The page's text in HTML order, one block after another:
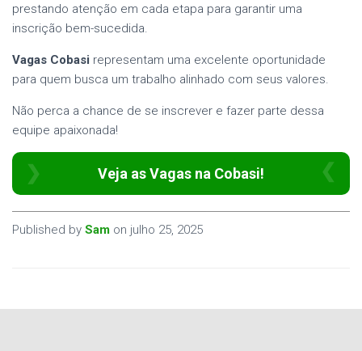
prestando atenção em cada etapa para garantir uma
inscrição bem-sucedida.
Vagas Cobasi representam uma excelente oportunidade
para quem busca um trabalho alinhado com seus valores.
Não perca a chance de se inscrever e fazer parte dessa
equipe apaixonada!
Veja as Vagas na Cobasi!
Published by Sam on julho 25, 2025